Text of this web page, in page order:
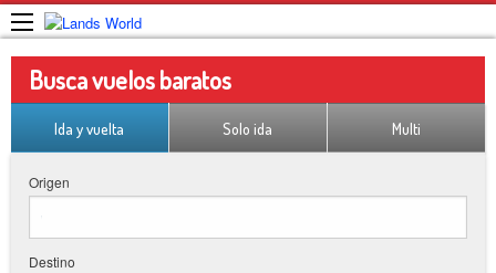
Busca vuelos baratos
Ida y vuelta Solo ida Multi
Origen
Destino